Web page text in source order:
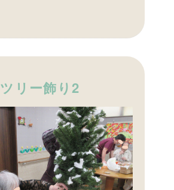
ツリー飾り2